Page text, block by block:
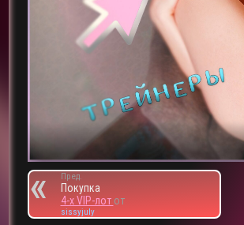
Пред.
Покупка
4-х VIP-лот от
sissyjuly